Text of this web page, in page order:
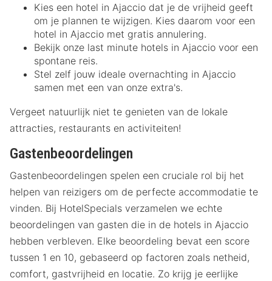
Kies een hotel in Ajaccio dat je de vrijheid geeft
om je plannen te wijzigen. Kies daarom voor een
hotel in Ajaccio met gratis annulering.
Bekijk onze last minute hotels in Ajaccio voor een
spontane reis.
Stel zelf jouw ideale overnachting in Ajaccio
samen met een van onze extra's.
Vergeet natuurlijk niet te genieten van de lokale
attracties, restaurants en activiteiten!
Gastenbeoordelingen
Gastenbeoordelingen spelen een cruciale rol bij het
helpen van reizigers om de perfecte accommodatie te
vinden. Bij HotelSpecials verzamelen we echte
beoordelingen van gasten die in de hotels in Ajaccio
hebben verbleven. Elke beoordeling bevat een score
tussen 1 en 10, gebaseerd op factoren zoals netheid,
comfort, gastvrijheid en locatie. Zo krijg je eerlijke